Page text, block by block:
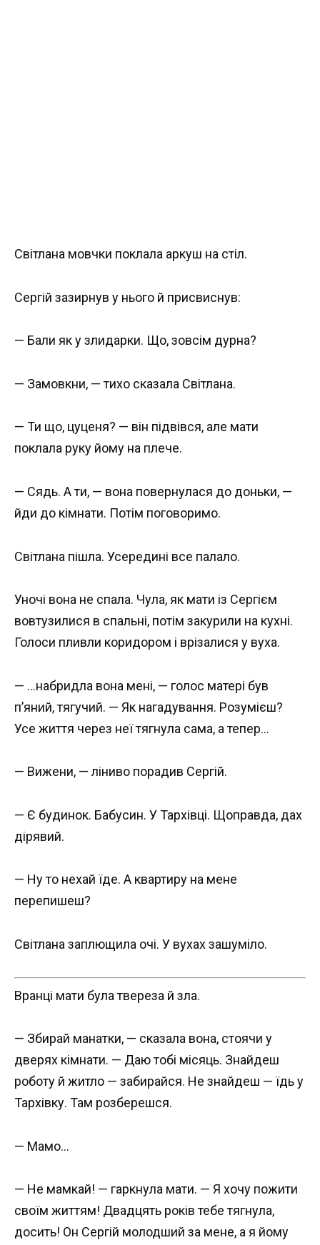
Світлана мовчки поклала аркуш на стіл.
Сергій зазирнув у нього й присвиснув:
— Бали як у злидарки. Що, зовсім дурна?
— Замовкни, — тихо сказала Світлана.
— Ти що, цуценя? — він підвівся, але мати
поклала руку йому на плече.
— Сядь. А ти, — вона повернулася до доньки, —
йди до кімнати. Потім поговоримо.
Світлана пішла. Усередині все палало.
Уночі вона не спала. Чула, як мати із Сергієм
вовтузилися в спальні, потім закурили на кухні.
Голоси пливли коридором і врізалися у вуха.
— …набридла вона мені, — голос матері був
п’яний, тягучий. — Як нагадування. Розумієш?
Усе життя через неї тягнула сама, а тепер…
— Вижени, — ліниво порадив Сергій.
— Є будинок. Бабусин. У Тархівці. Щоправда, дах
дірявий.
— Ну то нехай їде. А квартиру на мене
перепишеш?
Світлана заплющила очі. У вухах зашуміло.
Вранці мати була твереза й зла.
— Збирай манатки, — сказала вона, стоячи у
дверях кімнати. — Даю тобі місяць. Знайдеш
роботу й житло — забирайся. Не знайдеш — їдь у
Тархівку. Там розберешся.
— Мамо…
— Не мамкай! — гаркнула мати. — Я хочу пожити
своїм життям! Двадцять років тебе тягнула,
досить! Он Сергій молодший за мене, а я йому